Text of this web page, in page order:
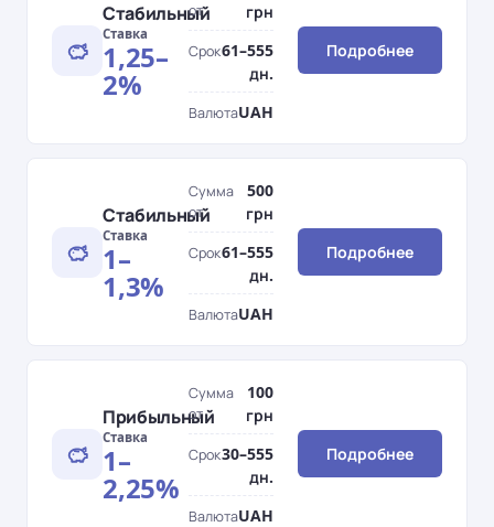
Стабильный
Ставка
1,25–
2%
от
грн
Срок61–555
дн.
ВалютаUAH
Подробнее
Стабильный
Ставка
1–
1,3%
Сумма
от
500
грн
Срок61–555
дн.
ВалютаUAH
Подробнее
Прибыльный
Ставка
1–
2,25%
Сумма
от
100
грн
Срок30–555
дн.
ВалютаUAH
Подробнее